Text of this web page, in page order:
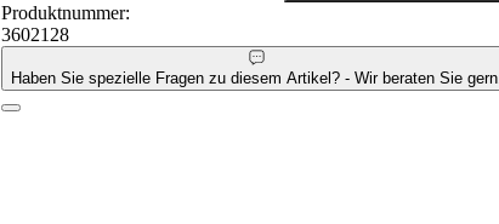
Produktnummer:
3602128
Haben Sie spezielle Fragen zu diesem Artikel? - Wir beraten Sie gern.